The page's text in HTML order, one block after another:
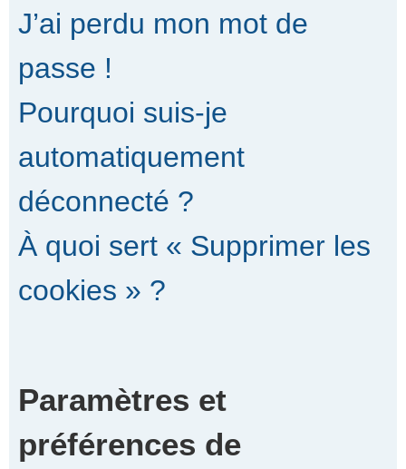
J’ai perdu mon mot de
passe !
Pourquoi suis-je
automatiquement
déconnecté ?
À quoi sert « Supprimer les
cookies » ?
Paramètres et
préférences de